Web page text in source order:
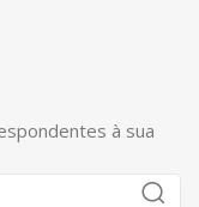
à sua